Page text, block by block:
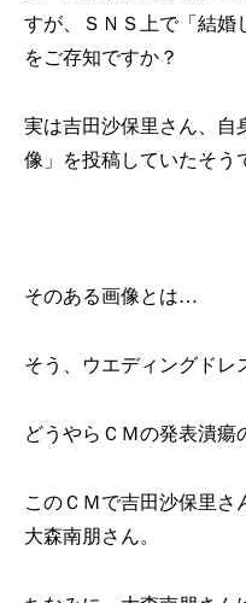
すが、ＳＮＳ上で「結婚
をご存知ですか？
実は吉田沙保里さん、自
像」を投稿していたそう
そのある画像とは…
そう、ウエディングドレ
どうやらＣＭの発表潰瘍
このＣＭで吉田沙保里さ
大森南朋さん。